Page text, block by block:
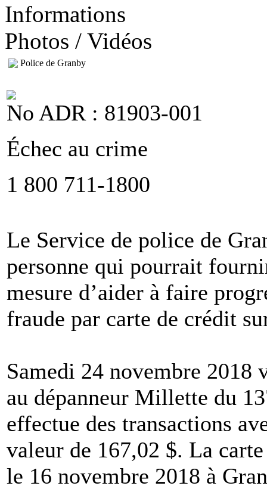
Informations
Photos / Vidéos
Police de Granby
No ADR : 81903-001
Échec au crime
1 800 711-1800
Le Service de police de
personne qui pourrait
mesure d’aider à faire
fraude par carte de crédit
Samedi 24 novembre 2018
au dépanneur Millette du
effectue des transactions
valeur de 167,02 $. La
le 16 novembre 2018 à